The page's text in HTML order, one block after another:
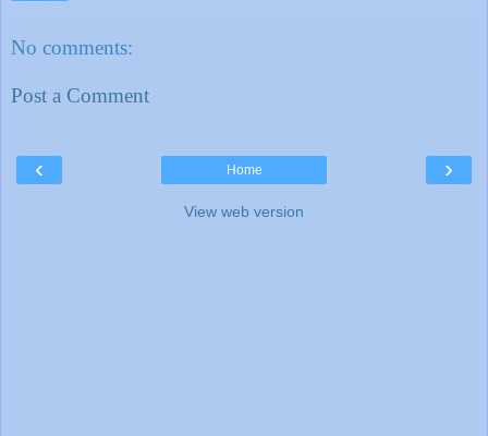
No comments:
Post a Comment
‹ ›
Home
View web version